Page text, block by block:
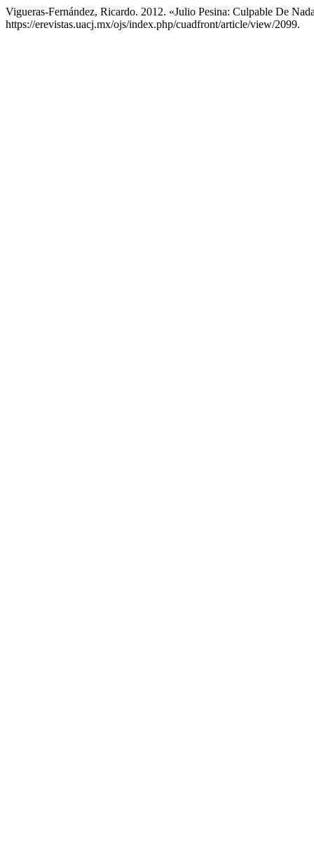
Vigueras-Fernández, Ricardo. 2012. «Julio Pesina: Culpable De
https://erevistas.uacj.mx/ojs/index.php/cuadfront/article/view/2099.